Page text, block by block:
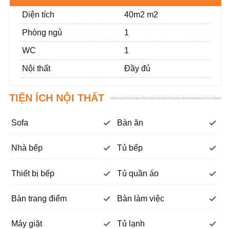
Diện tích 40m2 m2
Phòng ngủ 1
WC 1
Nội thất Đầy đủ
TIỆN ÍCH NỘI THẤT
Sofa Bàn ăn
Nhà bếp Tủ bếp
Thiết bị bếp Tủ quần áo
Bàn trang điểm Bàn làm việc
Máy giặt Tủ lạnh